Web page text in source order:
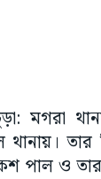
মগরা
তার
পাল ও